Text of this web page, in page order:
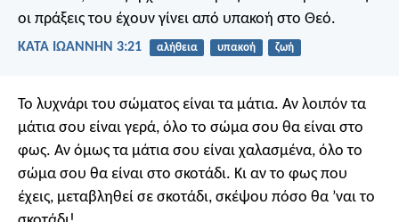
οι πράξεις του έχουν γίνει από υπακοή στο Θεό.
ΚΑΤΑ ΙΩΑΝΝΗΝ 3:21 αλήθεια υπακοή ζωή
Το λυχνάρι του σώματος είναι τα μάτια. Αν λοιπόν τα
μάτια σου είναι γερά, όλο το σώμα σου θα είναι στο
φως. Αν όμως τα μάτια σου είναι χαλασμένα, όλο το
σώμα σου θα είναι στο σκοτάδι. Κι αν το φως που
έχεις, μεταβληθεί σε σκοτάδι, σκέψου πόσο θα ’ναι το